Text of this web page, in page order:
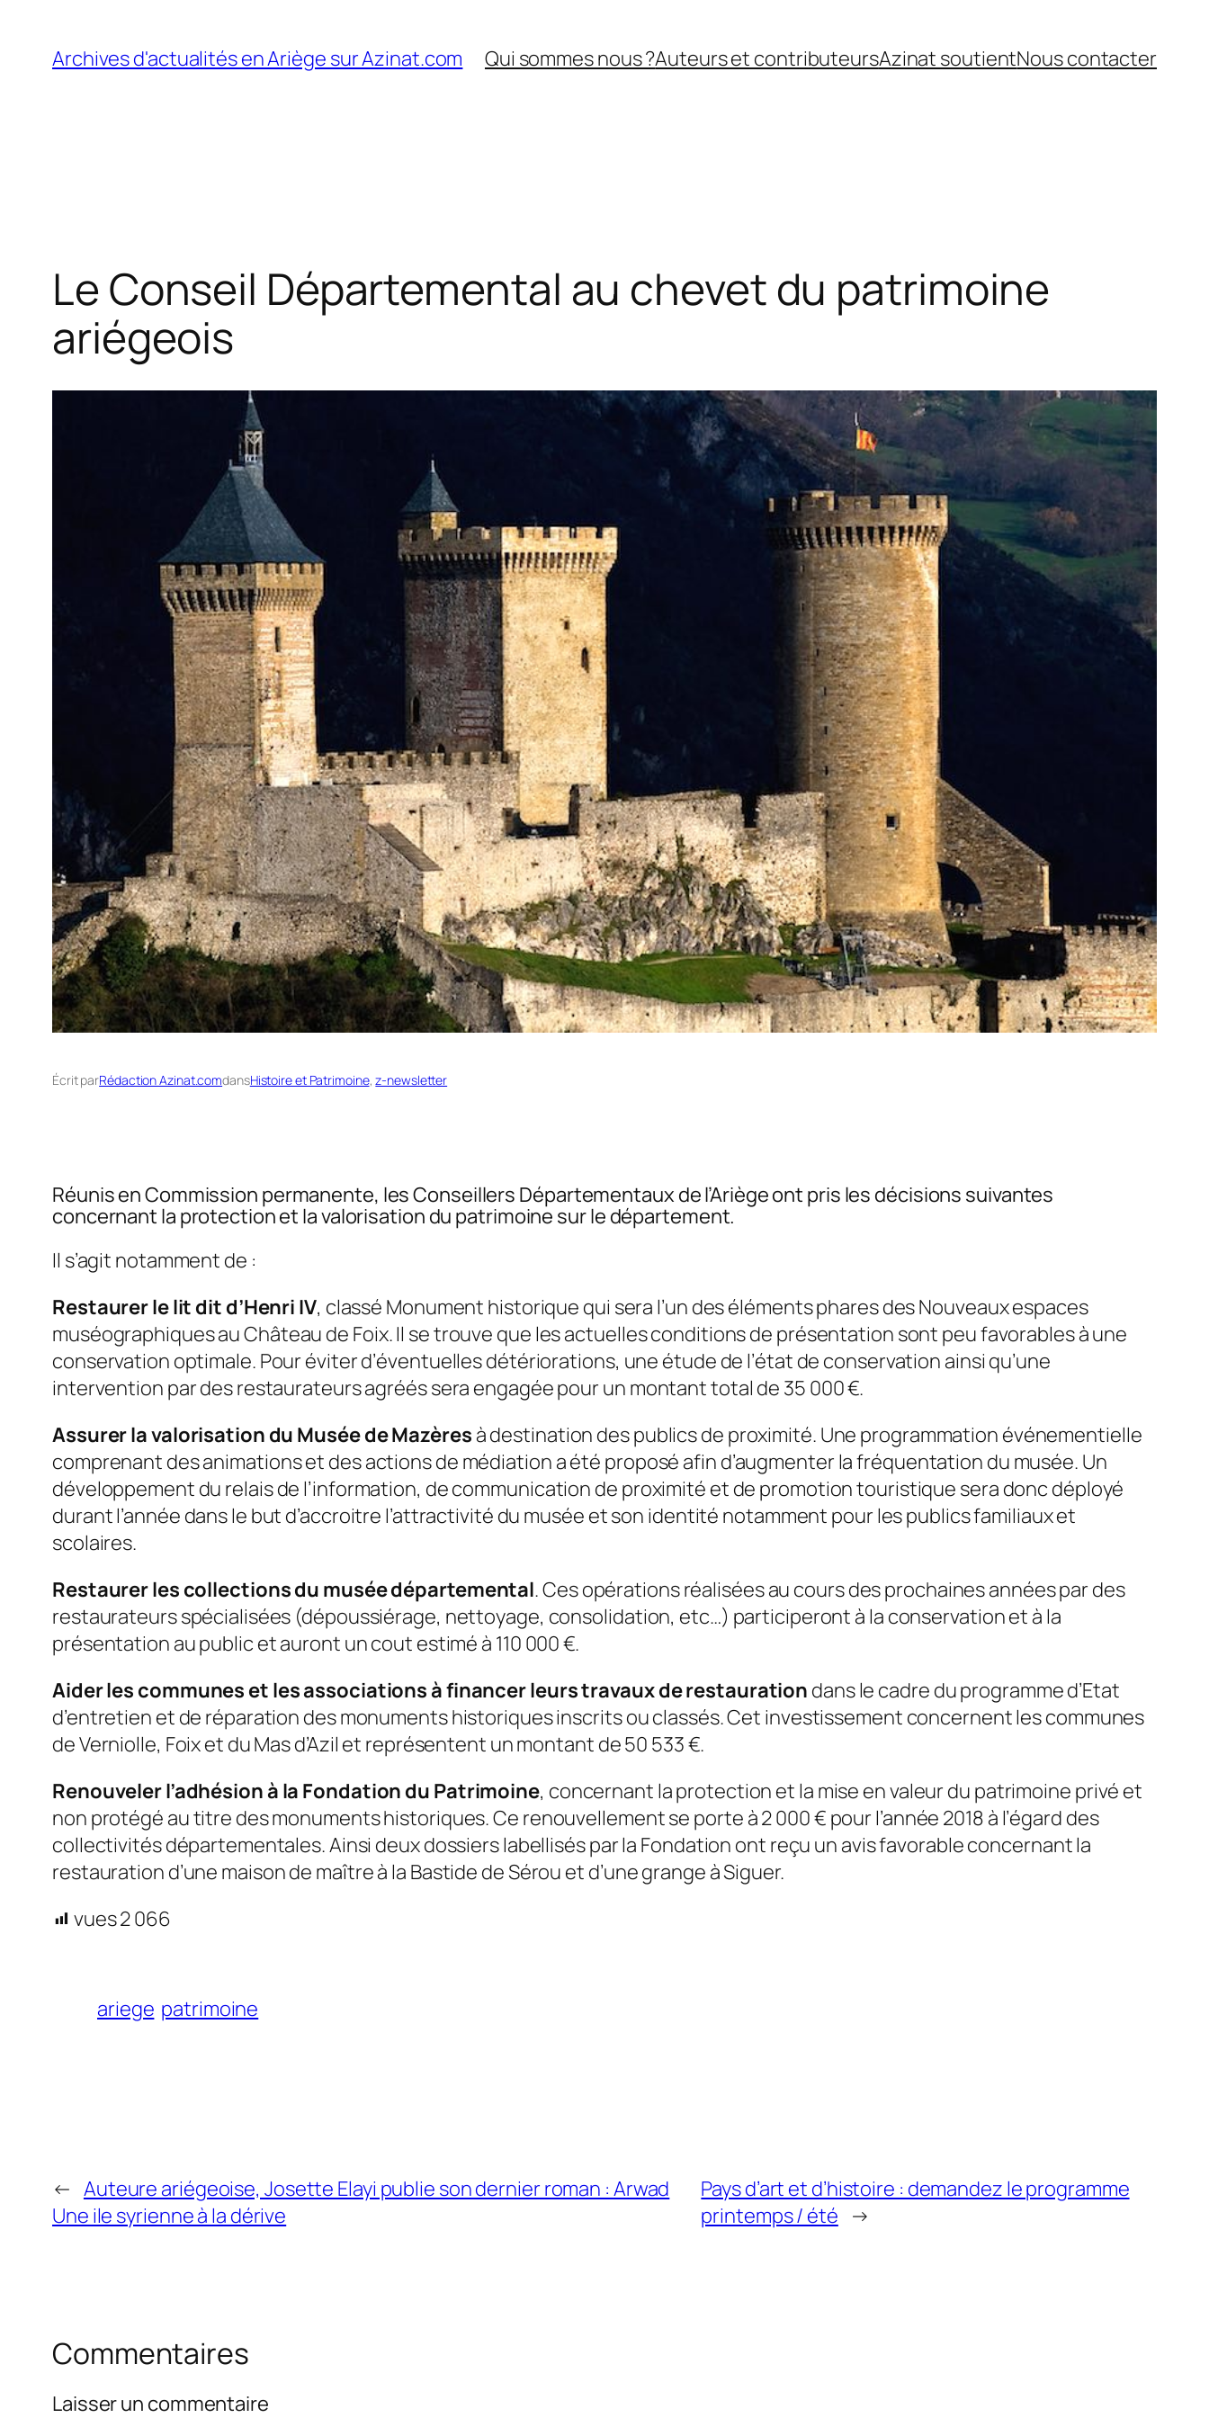
contenu
Archives d'actualités en Ariège sur Azinat.com Qui sommes nous ?Auteurs et contributeursAzinat soutientNous contacter
Le Conseil Départemental au chevet du patrimoine
ariégeois
Écrit parRédaction Azinat.comdansHistoire et Patrimoine, z-newsletter
Réunis en Commission permanente, les Conseillers Départementaux de l’Ariège ont pris les décisions suivantes
concernant la protection et la valorisation du patrimoine sur le département.
Il s’agit notamment de :
Restaurer le lit dit d’Henri IV, classé Monument historique qui sera l’un des éléments phares des Nouveaux espaces
muséographiques au Château de Foix. Il se trouve que les actuelles conditions de présentation sont peu favorables à une
conservation optimale. Pour éviter d’éventuelles détériorations, une étude de l’état de conservation ainsi qu’une
intervention par des restaurateurs agréés sera engagée pour un montant total de 35 000 €.
Assurer la valorisation du Musée de Mazères à destination des publics de proximité. Une programmation événementielle
comprenant des animations et des actions de médiation a été proposé afin d’augmenter la fréquentation du musée. Un
développement du relais de l’information, de communication de proximité et de promotion touristique sera donc déployé
durant l’année dans le but d’accroitre l’attractivité du musée et son identité notamment pour les publics familiaux et
scolaires.
Restaurer les collections du musée départemental. Ces opérations réalisées au cours des prochaines années par des
restaurateurs spécialisées (dépoussiérage, nettoyage, consolidation, etc…) participeront à la conservation et à la
présentation au public et auront un cout estimé à 110 000 €.
Aider les communes et les associations à financer leurs travaux de restauration dans le cadre du programme d’Etat
d’entretien et de réparation des monuments historiques inscrits ou classés. Cet investissement concernent les communes
de Verniolle, Foix et du Mas d’Azil et représentent un montant de 50 533 €.
Renouveler l’adhésion à la Fondation du Patrimoine, concernant la protection et la mise en valeur du patrimoine privé et
non protégé au titre des monuments historiques. Ce renouvellement se porte à 2 000 € pour l’année 2018 à l’égard des
collectivités départementales. Ainsi deux dossiers labellisés par la Fondation ont reçu un avis favorable concernant la
restauration d’une maison de maître à la Bastide de Sérou et d’une grange à Siguer.
vues2 066
ariege patrimoine
← Auteure ariégeoise, Josette Elayi publie son dernier roman : Arwad
Une ile syrienne à la dérive
Pays d’art et d’histoire : demandez le programme
printemps / été →
Commentaires
Laisser un commentaire